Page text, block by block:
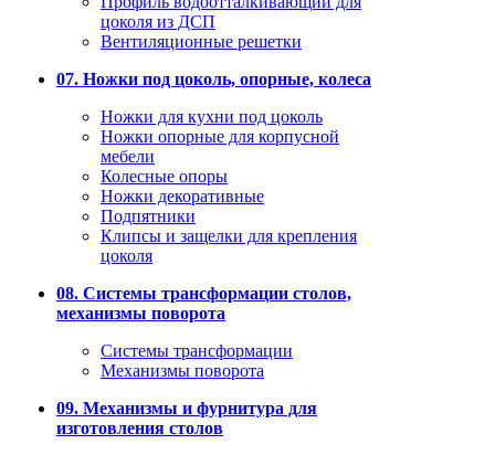
цоколя из ДСП
Вентиляционные решетки
07. Ножки под цоколь, опорные, колеса
Ножки для кухни под цоколь
Ножки опорные для корпусной
мебели
Колесные опоры
Ножки декоративные
Подпятники
Клипсы и защелки для крепления
цоколя
08. Системы трансформации столов,
механизмы поворота
Системы трансформации
Механизмы поворота
09. Механизмы и фурнитура для
изготовления столов